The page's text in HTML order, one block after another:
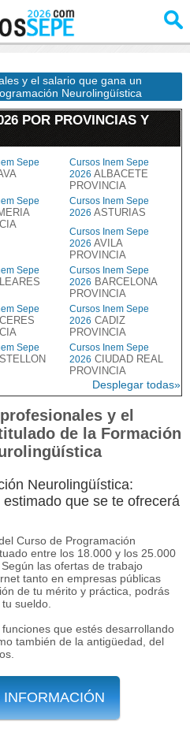
y el salario que gana un
Neurolingüística
POR PROVINCIAS Y
Sepe
Cursos Inem Sepe
2026 ALBACETE
PROVINCIA
Sepe
Cursos Inem Sepe
2026 ASTURIAS
Cursos Inem Sepe
2026 AVILA
PROVINCIA
Sepe
Cursos Inem Sepe
2026 BARCELONA
PROVINCIA
Sepe
Cursos Inem Sepe
2026 CADIZ
PROVINCIA
Sepe
Cursos Inem Sepe
2026 CIUDAD REAL
PROVINCIA
Desplegar todas»
y el
de la Formación
Neurolingüística:
que se te ofrecerá
Curso de Programación
entre los 18.000 y los 25.000
las ofertas de trabajo
tanto en empresas públicas
de tu mérito y práctica, podrás
sueldo.
que estés desarrollando
también de la antigüedad, del